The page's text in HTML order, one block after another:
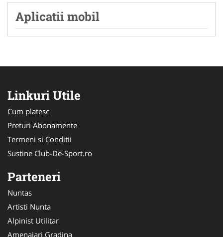
Aplicatii mobil
Linkuri Utile
Cum platesc
Preturi Abonamente
Termeni si Conditii
Sustine Club-De-Sport.ro
Parteneri
Nuntas
Artisti Nunta
Alpinist Utilitar
Amenajari Gradina